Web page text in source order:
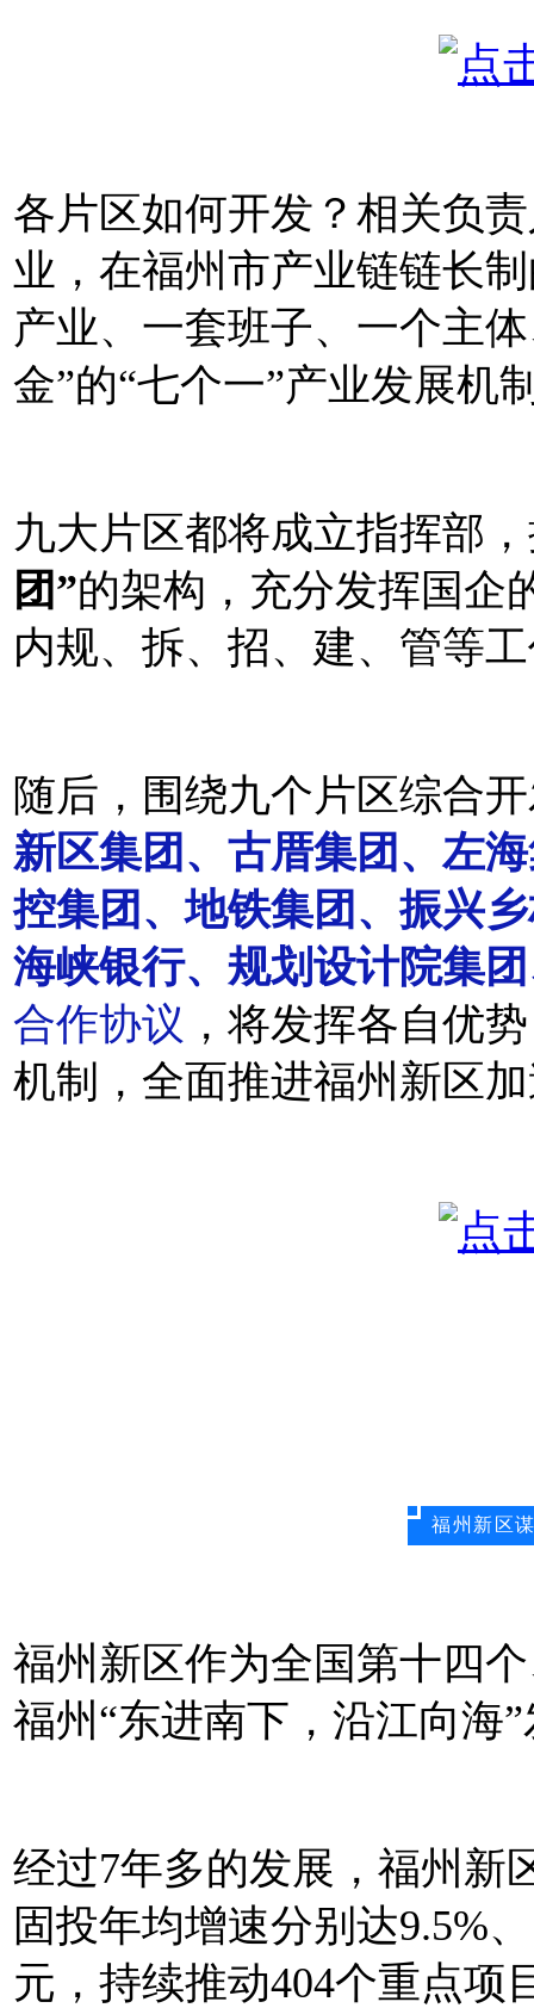
各片区如何开发？相关负
业，在福州市产业链链长
产业、一套班子、一个主
金”的“七个一”产业发展机
九大片区都将成立指挥部
团”的架构，充分发挥国企
内规、拆、招、建、管等
随后，围绕九个片区综合
新区集团、古厝集团、左
控集团、地铁集团、振兴
海峡银行、规划设计院集
合作协议 ，将发挥各自优
机制，全面推进福州新区
福州新区
福州新区作为全国第十四
福州“东进南下，沿江向海
经过7年多的发展，福州新
固投年均增速分别达9.5%
元，持续推动404个重点项